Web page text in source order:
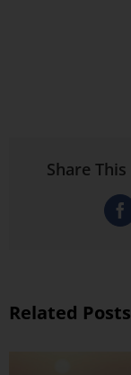
Share
Related Posts